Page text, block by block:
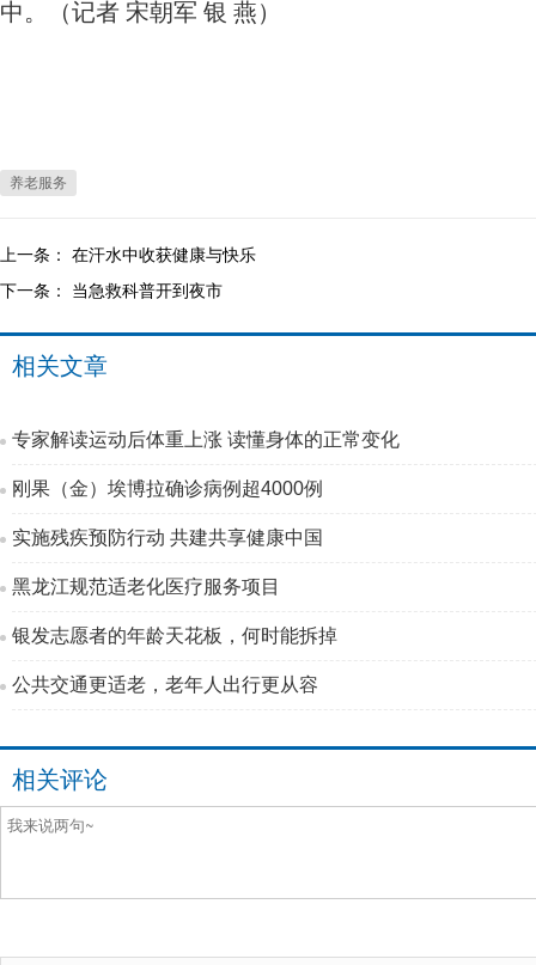
中。（记者 宋朝军 银 燕）
养老服务
上一条： 在汗水中收获健康与快乐
下一条： 当急救科普开到夜市
相关文章
专家解读运动后体重上涨 读懂身体的正常变化
刚果（金）埃博拉确诊病例超4000例
实施残疾预防行动 共建共享健康中国
黑龙江规范适老化医疗服务项目
银发志愿者的年龄天花板，何时能拆掉
公共交通更适老，老年人出行更从容
相关评论